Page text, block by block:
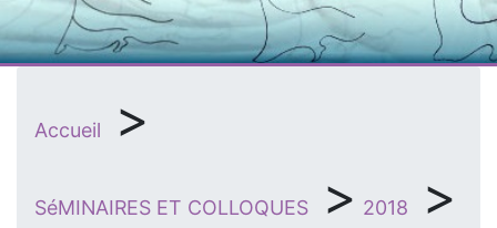
Accueil >
SéMINAIRES ET COLLOQUES > 2018
>